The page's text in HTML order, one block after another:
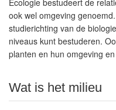
Ecologie bestudeert de
ook wel omgeving
studierichting van de
niveaus kunt bestuderen.
planten en hun omgeving
Wat is het milieu